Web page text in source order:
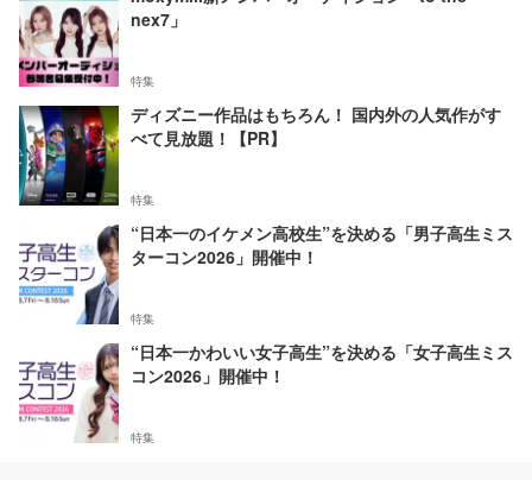
nex7」
特集
ディズニー作品はもちろん！ 国内外の人気作がす
べて見放題！【PR】
特集
“日本一のイケメン高校生”を決める「男子高生ミス
ターコン2026」開催中！
特集
“日本一かわいい女子高生”を決める「女子高生ミス
コン2026」開催中！
特集